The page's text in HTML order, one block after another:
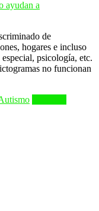
de
hogares e incluso
psicología, etc.
no funcionan